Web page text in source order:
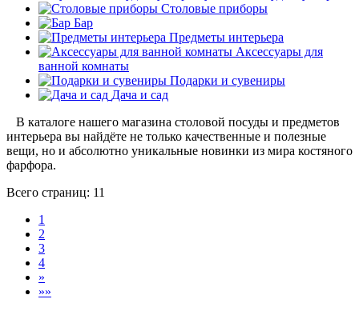
Столовые приборы
Бар
Предметы интерьера
Аксессуары для
ванной комнаты
Подарки и сувениры
Дача и сад
В каталоге нашего магазина столовой посуды и предметов
интерьера вы найдёте не только качественные и полезные
вещи, но и абсолютно уникальные новинки из мира костяного
фарфора.
Всего страниц: 11
1
2
3
4
»
»»